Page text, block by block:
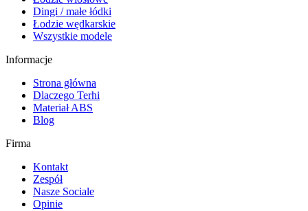
Dingi / małe łódki
Łodzie wędkarskie
Wszystkie modele
Informacje
Strona główna
Dlaczego Terhi
Materiał ABS
Blog
Firma
Kontakt
Zespół
Nasze Sociale
Opinie